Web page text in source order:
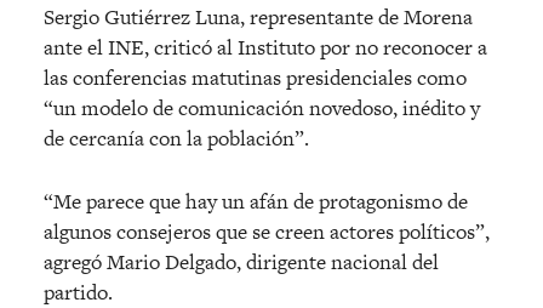
Sergio Gutiérrez Luna, representante de Morena
ante el INE, criticó al Instituto por no reconocer a
las conferencias matutinas presidenciales como
“un modelo de comunicación novedoso, inédito y
de cercanía con la población”.
“Me parece que hay un afán de protagonismo de
algunos consejeros que se creen actores políticos”,
agregó Mario Delgado, dirigente nacional del
partido.